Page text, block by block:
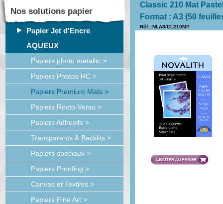
Nos solutions papier
Papier Jet d'Encre
AQUEUX
Papiers photo metallic >
Papiers Photos RC >
Papiers Premium Mats >
Papiers Recto-Verso >
Papiers Adhesifs >
Transparents & Backlits >
Papiers speciaux >
Papiers Proofing >
Canvas et Textiles >
Papiers Fine Art >
Classic 210 Mat
Format : A3 (50
Réf : NLA3/CL210MP